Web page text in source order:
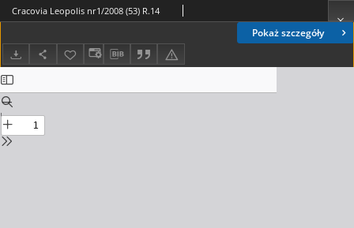
Pokaż szczegóły
Cracovia Leopolis nr1/2008 (53) R.14